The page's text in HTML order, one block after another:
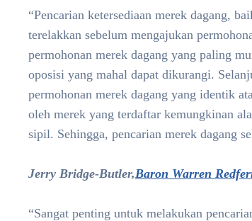
“Pencarian ketersediaan merek dagang,
terelakkan sebelum mengajukan
permohonan merek dagang yang paling
oposisi yang mahal dapat dikurangi.
permohonan merek dagang yang identik
oleh merek yang terdaftar kemungkinan
sipil. Sehingga, pencarian merek dagang
Jerry Bridge-Butler,Baron Warren
“Sangat penting untuk melakukan